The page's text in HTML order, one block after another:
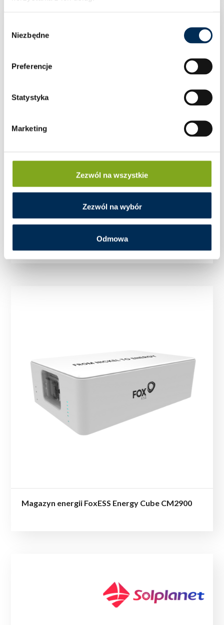
zgody
Niezbędne
Preferencje
Statystyka
Marketing
Zezwól na wszystkie
Zezwól na wybór
Odmowa
Wysokonapięciowy magazyn energii FoxESS
Magazyn energii FoxESS Energy Cube CM2900